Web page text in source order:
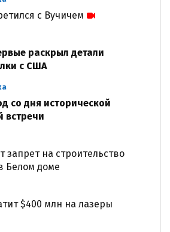
с Вучичем
раскрыл детали
с США
со дня исторической
встречи
запрет на строительство
Белом доме
$400 млн на лазеры